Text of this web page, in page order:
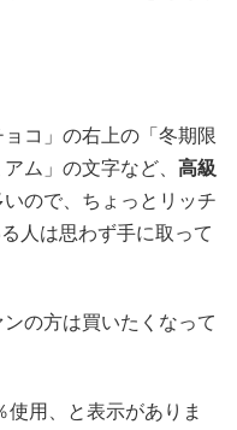
コ」の右上の「冬期限
ム」の文字など、 高級
いので、ちょっとリッチ
人は思わず手に取って
の方は買いたくなって
用、と表示がありま